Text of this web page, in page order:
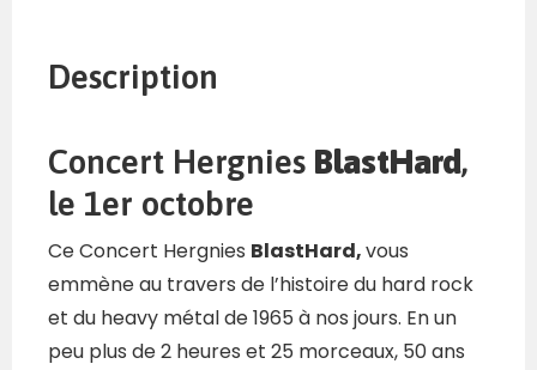
Description
Concert Hergnies BlastHard,
le 1er octobre
Ce Concert Hergnies BlastHard,vous
emmène au travers de l’histoire du hard rock
et du heavy métal de 1965 à nos jours. En un
peu plus de 2 heures et 25 morceaux, 50 ans